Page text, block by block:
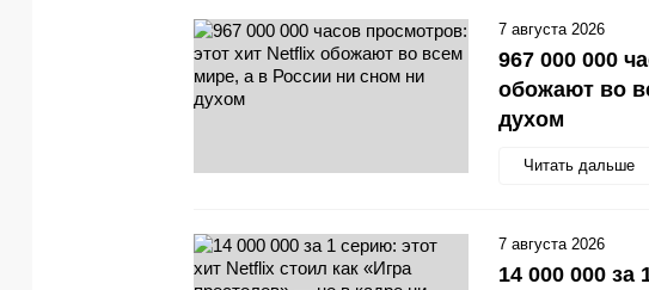
967 000 000
обожают во
духом
Читать дальше
7 августа 2026
14 000 000 за
7 августа 2026